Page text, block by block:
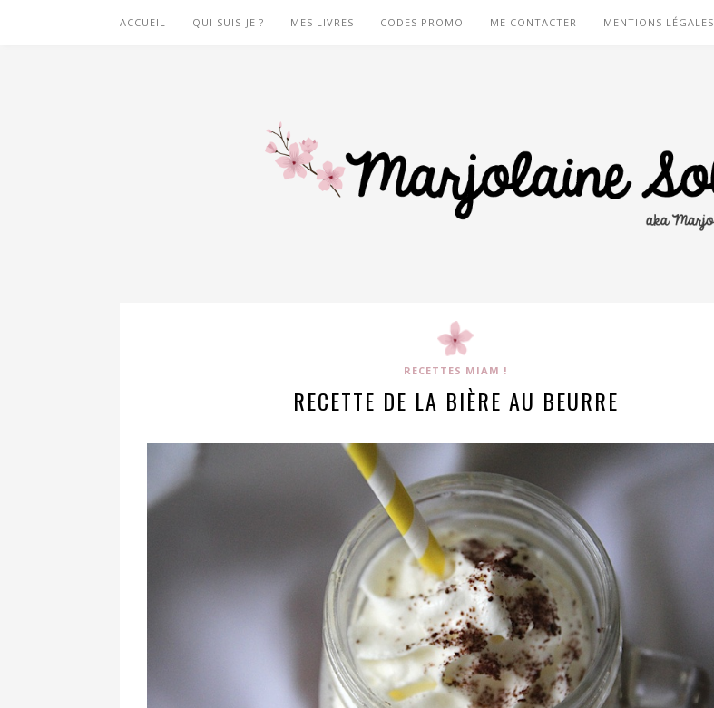
ACCUEIL QUI SUIS-JE ? MES LIVRES CODES PROMO ME CONTACTER MENTIONS LÉGALES
RECETTES MIAM !
RECETTE DE LA BIÈRE AU BEURRE